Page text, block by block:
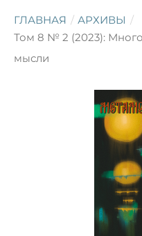
ГЛАВНАЯ / АРХИВЫ /
Том 8 № 2 (2023):
мысли